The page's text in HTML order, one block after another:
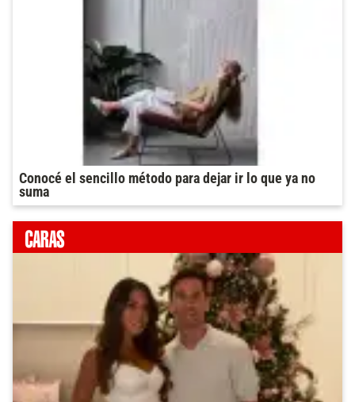
Conocé el sencillo método para dejar ir lo que ya no
suma